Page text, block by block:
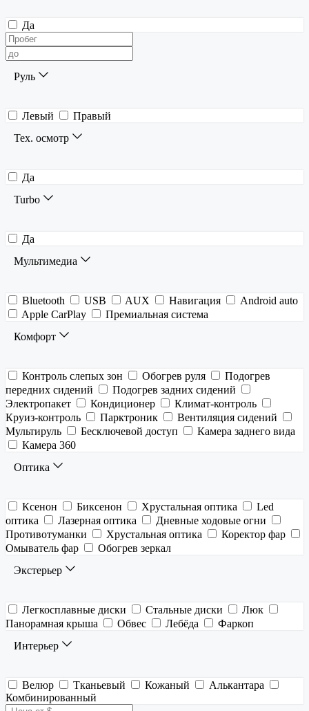
Да
Руль
Левый
Правый
Тех. осмотр
Да
Turbo
Да
Мультимедиа
Bluetooth USB AUX Навигация
Android auto
Apple CarPlay
Премиальная система
Комфорт
Контроль слепых зон Обогрев руля
Подогрев
передних сидений
Подогрев задних сидений
Электропакет
Кондиционер
Климат-контроль
Круиз-контроль
Парктроник
Вентиляция сидений
Мультируль
Бесключевой доступ
Камера заднего вида
Камера 360
Оптика
Ксенон Биксенон Хрустальная оптика
Led
оптика
Лазерная оптика
Дневные ходовые огни
Противотуманки
Хрустальная оптика
Коректор фар
Омыватель фар
Обогрев зеркал
Экстерьер
Легкосплавные диски Стальные диски
Люк
Панорамная крыша
Обвес Лебёда
Фаркоп
Интерьер
Велюр Тканьевый Кожаный
Алькантара
Комбинированный